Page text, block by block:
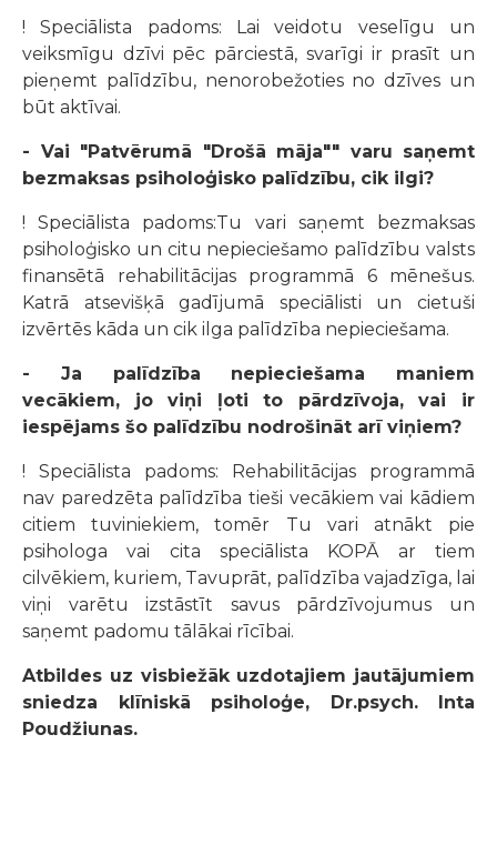
! Speciālista padoms: Lai veidotu veselīgu un
veiksmīgu dzīvi pēc pārciestā, svarīgi ir prasīt un
pieņemt palīdzību, nenorobežoties no dzīves un
būt aktīvai.
- Vai "Patvērumā "Drošā māja"" varu saņemt
bezmaksas psiholoģisko palīdzību, cik ilgi?
! Speciālista padoms:Tu vari saņemt bezmaksas
psiholoģisko un citu nepieciešamo palīdzību valsts
finansētā rehabilitācijas programmā 6 mēnešus.
Katrā atsevišķā gadījumā speciālisti un cietuši
izvērtēs kāda un cik ilga palīdzība nepieciešama.
- Ja palīdzība nepieciešama maniem
vecākiem, jo viņi ļoti to pārdzīvoja, vai ir
iespējams šo palīdzību nodrošināt arī viņiem?
! Speciālista padoms: Rehabilitācijas programmā
nav paredzēta palīdzība tieši vecākiem vai kādiem
citiem tuviniekiem, tomēr Tu vari atnākt pie
psihologa vai cita speciālista KOPĀ ar tiem
cilvēkiem, kuriem, Tavuprāt, palīdzība vajadzīga, lai
viņi varētu izstāstīt savus pārdzīvojumus un
saņemt padomu tālākai rīcībai.
Atbildes uz visbiežāk uzdotajiem jautājumiem
sniedza klīniskā psiholoģe, Dr.psych.Inta
Poudžiunas.